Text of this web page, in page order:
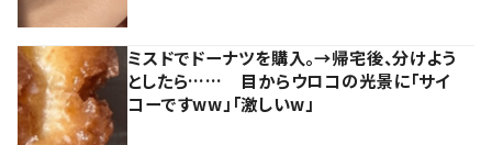
ミスドでドーナツを購入。→帰宅後、分けよう
としたら…… 目からウロコの光景に「サイ
コーですww」「激しいw」